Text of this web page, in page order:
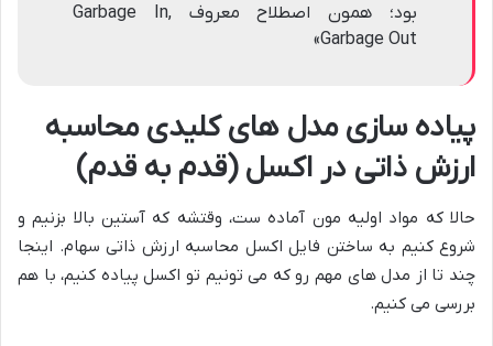
بود؛ همون اصطلاح معروف Garbage In,
Garbage Out»
پیاده سازی مدل های کلیدی محاسبه
ارزش ذاتی در اکسل (قدم به قدم)
حالا که مواد اولیه مون آماده ست، وقتشه که آستین بالا بزنیم و
شروع کنیم به ساختن فایل اکسل محاسبه ارزش ذاتی سهام. اینجا
چند تا از مدل های مهم رو که می تونیم تو اکسل پیاده کنیم، با هم
بررسی می کنیم.